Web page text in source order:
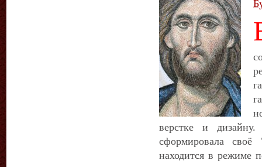
верстке и
сформировала
находится в режиме